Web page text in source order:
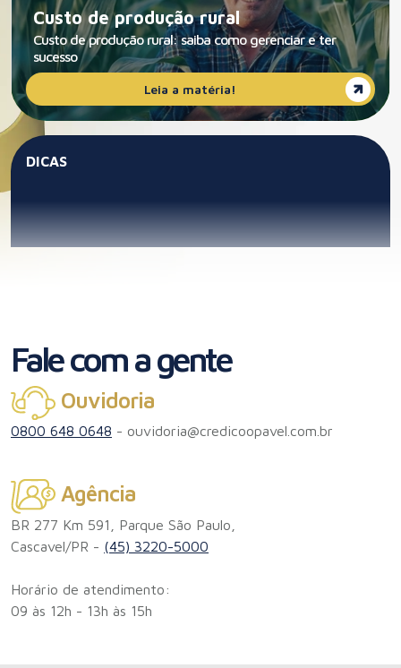
Custo de produção rural
Custo de produção rural: saiba como gerenciar e ter
sucesso
Leia a matéria!
DICAS
DICAS
Certificação de produtos orgânicos: por que e como
fazer?
Leia a matéria!
DICAS
Fale com a gente
Ouvidoria
0800 648 0648 - ouvidoria@credicoopavel.com.br
Agência
BR 277 Km 591, Parque São Paulo,
Cascavel/PR - (45) 3220-5000
Horário de atendimento:
09 às 12h - 13h às 15h